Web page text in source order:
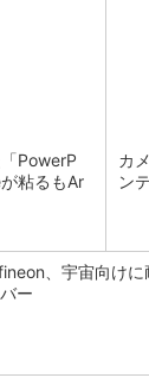
PowerP
粘るもAr
カ
ン
、宇宙向け
ー